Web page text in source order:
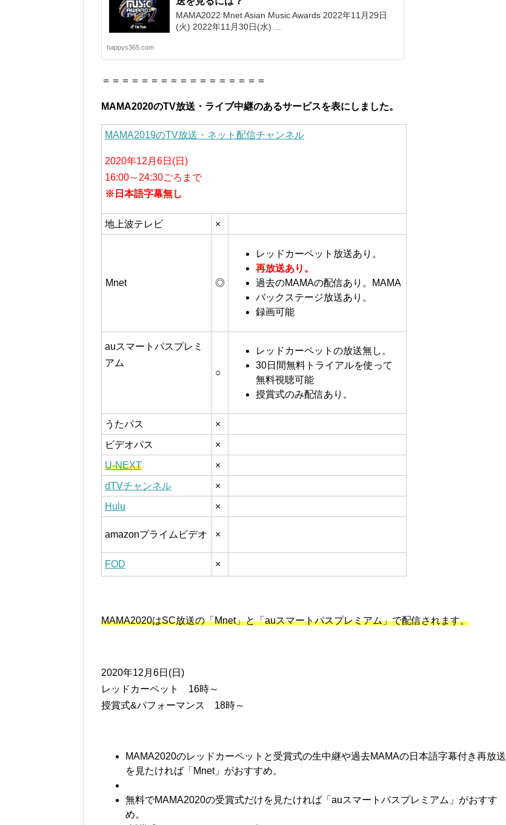
MAMA2022 Mnet Asian Music Awards 2022年11月29日
(火) 2022年11月30日(水) ...
happys365.com
＝＝＝＝＝＝＝＝＝＝＝＝＝＝＝＝＝
MAMA2020のTV放送・ライブ中継のあるサービスを表にしました。
MAMA2019のTV放送・ネット配信チャンネル
2020年12月6日(日)
16:00～24:30ごろまで
※日本語字幕無し
地上波テレビ ×
Mnet ◎
レッドカーペット放送あり。
再放送あり。
過去のMAMAの配信あり。MAMA
バックステージ放送あり。
録画可能
auスマートパスプレミ
アム
○
レッドカーペットの放送無し。
30日間無料トライアルを使って
無料視聴可能
授賞式のみ配信あり。
うたパス
×
ビデオパス
×
U-NEXT
×
dTVチャンネル
×
Hulu
×
amazonプライムビデオ ×
FOD ×
MAMA2020はSC放送の「Mnet」と「auスマートパスプレミアム」で配信されます。
2020年12月6日(日)
レッドカーペット 16時～
授賞式&パフォーマンス 18時～
MAMA2020のレッドカーペットと受賞式の生中継や過去MAMAの日本語字幕付き再放送
を見たければ「Mnet」がおすすめ。
無料でMAMA2020の受賞式だけを見たければ「auスマートパスプレミアム」がおすす
め。